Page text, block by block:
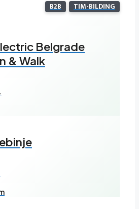
B2B TIM-BILDING
Belgrade
& Walk